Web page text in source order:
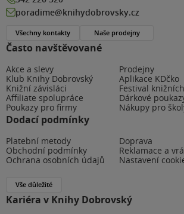
Často navštěvované
Akce a slevy
Prodejny
Klub Knihy Dobrovský
Aplikace KDčko
Knižní závisláci
Festival
Affiliate spolupráce
Dárkové
Poukazy pro firmy
Nákupy pro
Dodací podmínky
Platební metody
Doprava
Obchodní podmínky
Reklamace a
Ochrana osobních údajů
Nastavení
Vše důležité
Kariéra v Knihy Dobrovský
poradime@knihydobrovsky.cz
Všechny kontakty Naše prodejny